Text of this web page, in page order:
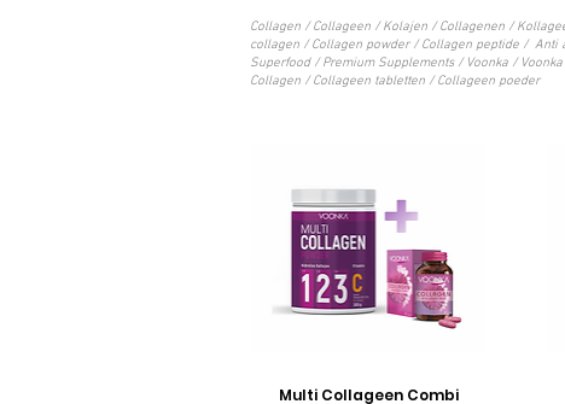
Collagen / Collageen / Kolajen / Collagenen /
collagen / Collagen powder / Collagen peptide / Anti
Superfood / Premium Supplements / Voonka /
Collagen / Collageen tabletten / Collageen poeder
Multi Collageen Combi